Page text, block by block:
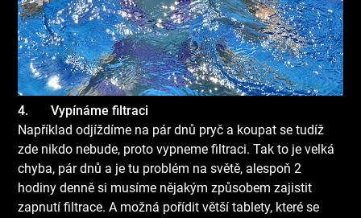
4.Vypínáme filtraci
Například odjíždíme na pár dnů pryč a koupat se tudíž
zde nikdo nebude, proto vypneme filtraci. Tak to je velká
chyba, pár dnů a je tu problém na světě, alespoň 2
hodiny denně si musíme nějakým způsobem zajistit
zapnutí filtrace. A možná pořídit větší tablety, které se